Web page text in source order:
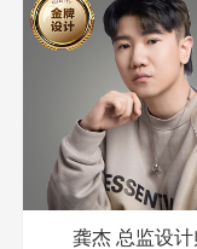
龚杰 总监设计